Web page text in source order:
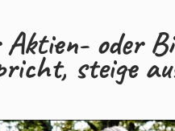
oder
steige